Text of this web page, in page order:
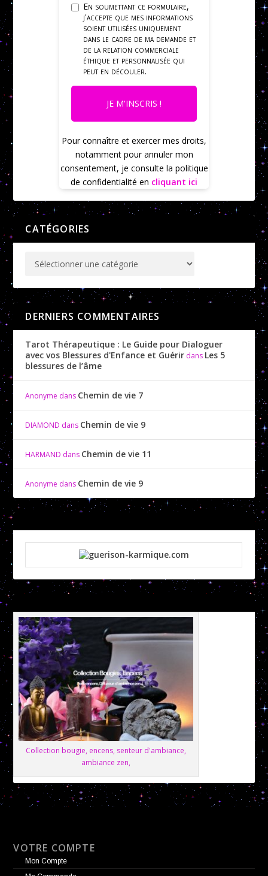
En soumettant ce formulaire,
j'accepte que mes informations
soient utilisées uniquement
dans le cadre de ma demande et
de la relation commerciale
éthique et personnalisée qui
peut en découler.
JE M'INSCRIS !
Pour connaître et exercer mes droits,
notamment pour annuler mon
consentement, je consulte la politique
de confidentialité en cliquant ici
CATÉGORIES
DERNIERS COMMENTAIRES
Tarot Thérapeutique : Le Guide pour Dialoguer
avec vos Blessures d'Enfance et Guérir dans Les 5
blessures de l’âme
Anonyme dans Chemin de vie 7
DIAMOND dans Chemin de vie 9
HARMAND dans Chemin de vie 11
Anonyme dans Chemin de vie 9
Collection bougie, encens, senteur d'ambiance,
ambiance zen,
VOTRE COMPTE
Mon Compte